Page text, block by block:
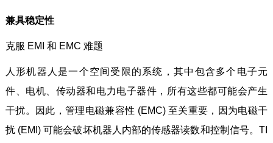
兼具稳定性
克服 EMI 和 EMC 难题
人形机器人是一个空间受限的系统，其中包含多个电子元
件、电机、传动器和电力电子器件，所有这些都可能会产生
干扰。因此，管理电磁兼容性 (EMC) 至关重要，因为电磁干
扰 (EMI) 可能会破坏机器人内部的传感器读数和控制信号。TI